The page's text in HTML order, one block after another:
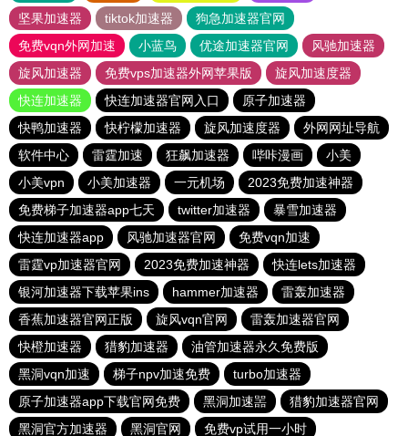
坚果加速器
tiktok加速器
狗急加速器官网
免费vqn外网加速
小蓝鸟 优途加速器官网
风驰加速器
旋风加速器
免费vps加速器外网苹果版
旋风加速度器
快连加速器
快连加速器官网入口
原子加速器
快鸭加速器
快柠檬加速器 旋风加速度器
外网网址导航
软件中心
雷霆加速 狂飙加速器 哔咔漫画
小美
小美vpn
小美加速器 一元机场
2023免费加速神器
免费梯子加速器app七天
twitter加速器
暴雪加速器
快连加速器app
风驰加速器官网
免费vqn加速
雷霆vp加速器官网
2023免费加速神器
快连lets加速器
银河加速器下载苹果ins
hammer加速器
雷轰加速器
香蕉加速器官网正版
旋风vqn官网
雷轰加速器官网
快橙加速器
猎豹加速器
油管加速器永久免费版
黑洞vqn加速
梯子npv加速免费
turbo加速器
原子加速器app下载官网免费
黑洞加速噐
猎豹加速器官网
黑洞官方加速器
黑洞官网 免费vp试用一小时